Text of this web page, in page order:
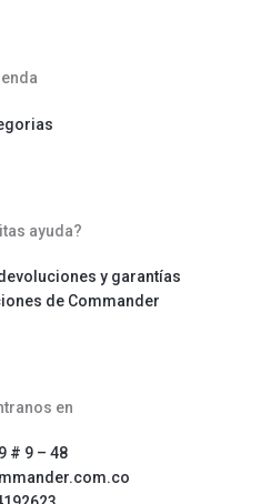
ayuda?
y garantías
de Commander
en
# 9 – 48